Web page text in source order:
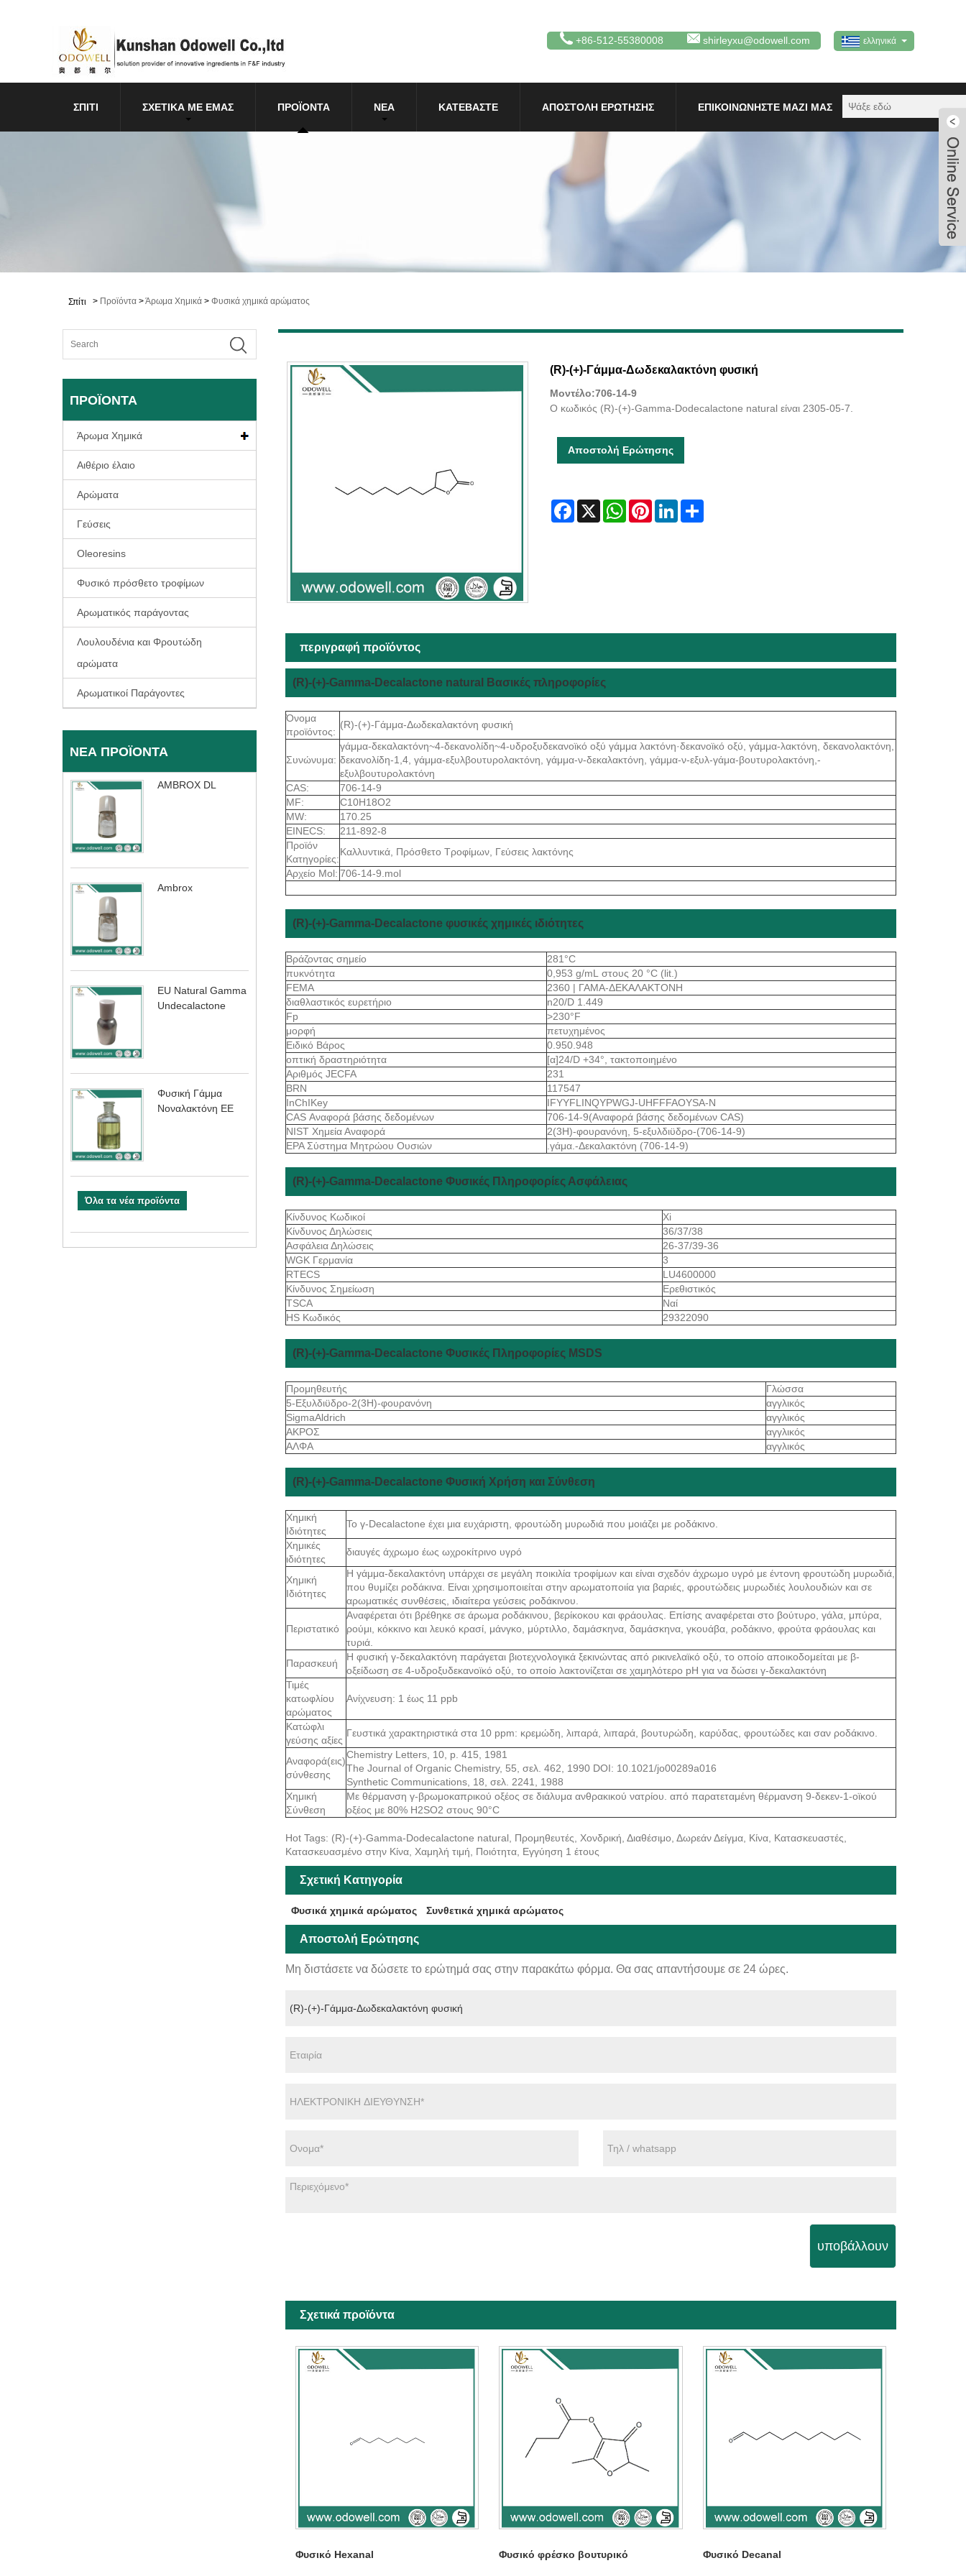
ελληνικά
+86-512-55380008 shirleyxu@odowell.com
ΣΠΊΤΙ ΣΧΕΤΙΚΆ ΜΕ ΕΜΆΣ ΠΡΟΪΌΝΤΑ ΝΈΑ ΚΑΤΕΒΆΣΤΕ ΑΠΟΣΤΟΛΉ ΕΡΏΤΗΣΗΣ ΕΠΙΚΟΙΝΩΝΉΣΤΕ ΜΑΖΊ ΜΑΣ
Σπίτι > Προϊόντα >Άρωμα Χημικά > Φυσικά χημικά αρώματος
ΠΡΟΪΌΝΤΑ
Άρωμα Χημικά
Αιθέριο έλαιο
Αρώματα
Γεύσεις
Oleoresins
Φυσικό πρόσθετο τροφίμων
Αρωματικός παράγοντας
Λουλουδένια και Φρουτώδη
αρώματα
Αρωματικοί Παράγοντες
ΝΈΑ ΠΡΟΪΌΝΤΑ
AMBROX DL
Ambrox
EU Natural Gamma
Undecalactone
Φυσική Γάμμα
Νοναλακτόνη ΕΕ
Όλα τα νέα προϊόντα
(R)-(+)-Γάμμα-Δωδεκαλακτόνη φυσική
Μοντέλο:706-14-9
Ο κωδικός (R)-(+)-Gamma-Dodecalactone natural είναι 2305-05-7.
Αποστολή Ερώτησης
Facebook
X WhatsAppPinterestLinkedInShare
περιγραφή προϊόντος
(R)-(+)-Gamma-Decalactone natural Βασικές πληροφορίες
Όνομα
προϊόντος:
(R)-(+)-Γάμμα-Δωδεκαλακτόνη φυσική
Συνώνυμα:
γάμμα-δεκαλακτόνη~4-δεκανολίδη~4-υδροξυδεκανοϊκό οξύ γάμμα λακτόνη·δεκανοϊκό οξύ, γάμμα-λακτόνη, δεκανολακτόνη,
δεκανολίδη-1,4, γάμμα-εξυλβουτυρολακτόνη, γάμμα-ν-δεκαλακτόνη, γάμμα-ν-εξυλ-γάμα-βουτυρολακτόνη,-
εξυλβουτυρολακτόνη
CAS:
706-14-9
MF:
C10H18O2
MW:
170.25
EINECS:
211-892-8
Προϊόν
Κατηγορίες:
Καλλυντικά, Πρόσθετο Τροφίμων, Γεύσεις λακτόνης
Αρχείο Mol: 706-14-9.mol
(R)-(+)-Gamma-Decalactone φυσικές χημικές ιδιότητες
Βράζοντας σημείο
281°C
πυκνότητα
0,953 g/mL στους 20 °C (lit.)
FEMA
2360 | ΓΑΜΑ-ΔΕΚΑΛΑΚΤΟΝΗ
διαθλαστικός ευρετήριο
n20/D 1.449
Fp
>230°F
μορφή
πετυχημένος
Ειδικό Βάρος
0.950.948
οπτική δραστηριότητα
[α]24/D +34°, τακτοποιημένο
Αριθμός JECFA
231
BRN
117547
InChIKey
IFYYFLINQYPWGJ-UHFFFAOYSA-N
CAS Αναφορά βάσης δεδομένων
706-14-9(Αναφορά βάσης δεδομένων CAS)
NIST Χημεία Αναφορά
2(3Η)-φουρανόνη, 5-εξυλδιϋδρο-(706-14-9)
EPA Σύστημα Μητρώου Ουσιών
.γάμα.-Δεκαλακτόνη (706-14-9)
(R)-(+)-Gamma-Decalactone Φυσικές Πληροφορίες Ασφάλειας
Κίνδυνος Κωδικοί
Xi
Κίνδυνος Δηλώσεις
36/37/38
Ασφάλεια Δηλώσεις
26-37/39-36
WGK Γερμανία
3
RTECS
LU4600000
Κίνδυνος Σημείωση
Ερεθιστικός
TSCA
Ναί
HS Κωδικός
29322090
(R)-(+)-Gamma-Decalactone Φυσικές Πληροφορίες MSDS
Προμηθευτής
Γλώσσα
5-Εξυλδιϋδρο-2(3Η)-φουρανόνη
αγγλικός
SigmaAldrich
αγγλικός
ΑΚΡΟΣ
αγγλικός
ΑΛΦΑ
αγγλικός
(R)-(+)-Gamma-Decalactone Φυσική Χρήση και Σύνθεση
Χημική
Ιδιότητες
Το γ-Decalactone έχει μια ευχάριστη, φρουτώδη μυρωδιά που μοιάζει με ροδάκινο.
Χημικές
ιδιότητες
διαυγές άχρωμο έως ωχροκίτρινο υγρό
Χημική
Ιδιότητες
Η γάμμα-δεκαλακτόνη υπάρχει σε μεγάλη ποικιλία τροφίμων και είναι σχεδόν άχρωμο υγρό με έντονη φρουτώδη μυρωδιά,
που θυμίζει ροδάκινα. Είναι χρησιμοποιείται στην αρωματοποιία για βαριές, φρουτώδεις μυρωδιές λουλουδιών και σε
αρωματικές συνθέσεις, ιδιαίτερα γεύσεις ροδάκινου.
Περιστατικό
Αναφέρεται ότι βρέθηκε σε άρωμα ροδάκινου, βερίκοκου και φράουλας. Επίσης αναφέρεται στο βούτυρο, γάλα, μπύρα,
ρούμι, κόκκινο και λευκό κρασί, μάνγκο, μύρτιλλο, δαμάσκηνα, δαμάσκηνα, γκουάβα, ροδάκινο, φρούτα φράουλας και
τυριά.
Παρασκευή
Η φυσική γ-δεκαλακτόνη παράγεται βιοτεχνολογικά ξεκινώντας από ρικινελαϊκό οξύ, το οποίο αποικοδομείται με β-
οξείδωση σε 4-υδροξυδεκανοϊκό οξύ, το οποίο λακτονίζεται σε χαμηλότερο pH για να δώσει γ-δεκαλακτόνη
Τιμές
κατωφλίου
αρώματος
Ανίχνευση: 1 έως 11 ppb
Κατώφλι
γεύσης αξίες
Γευστικά χαρακτηριστικά στα 10 ppm: κρεμώδη, λιπαρά, λιπαρά, βουτυρώδη, καρύδας, φρουτώδες και σαν ροδάκινο.
Αναφορά(εις)
σύνθεσης
Chemistry Letters, 10, p. 415, 1981
The Journal of Organic Chemistry, 55, σελ. 462, 1990 DOI: 10.1021/jo00289a016
Synthetic Communications, 18, σελ. 2241, 1988
Χημική
Σύνθεση
Με θέρμανση γ-βρωμοκαπρικού οξέος σε διάλυμα ανθρακικού νατρίου. από παρατεταμένη θέρμανση 9-δεκεν-1-οϊκού
οξέος με 80% H2SO2 στους 90°C
Hot Tags: (R)-(+)-Gamma-Dodecalactone natural, Προμηθευτές, Χονδρική, Διαθέσιμο, Δωρεάν Δείγμα, Κίνα, Κατασκευαστές,
Κατασκευασμένο στην Κίνα, Χαμηλή τιμή, Ποιότητα, Εγγύηση 1 έτους
Σχετική Κατηγορία
Φυσικά χημικά αρώματος Συνθετικά χημικά αρώματος
Αποστολή Ερώτησης
Μη διστάσετε να δώσετε το ερώτημά σας στην παρακάτω φόρμα. Θα σας απαντήσουμε σε 24 ώρες.
υποβάλλουν
Σχετικά προϊόντα
Φυσικό Hexanal Φυσικό φρέσκο ​​βουτυρικό Φυσικό Decanal